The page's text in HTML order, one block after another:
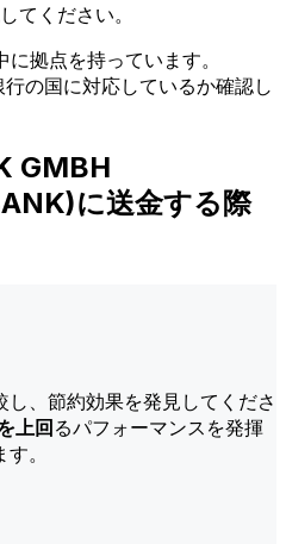
てください。
に拠点を持っています。
の国に対応しているか確認し
GMBH
に送金する際
、節約効果を発見してくださ
上回るパフォーマンスを発揮
。